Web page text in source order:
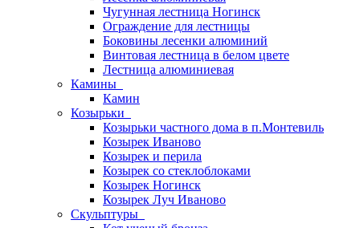
Чугунная лестница Ногинск
Ограждение для лестницы
Боковины лесенки алюминий
Винтовая лестница в белом цвете
Лестница алюминиевая
Камины
Камин
Козырьки
Козырьки частного дома в п.Монтевиль
Козырек Иваново
Козырек и перила
Козырек со стеклоблоками
Козырек Ногинск
Козырек Луч Иваново
Скульптуры